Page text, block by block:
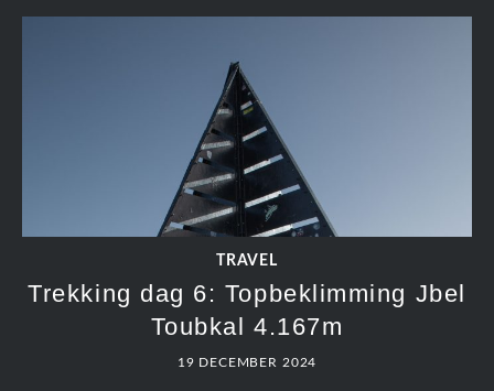
TRAVEL
Trekking dag 6: Topbeklimming Jbel
Toubkal 4.167m
19 DECEMBER 2024